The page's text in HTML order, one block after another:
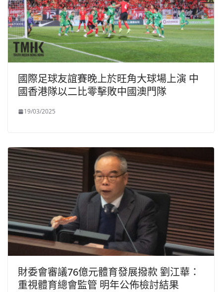
國際足球友誼賽晚上於旺角大球場上演 中
國香港隊以二比零擊敗中國澳門隊
19/03/2025
財委會審議76億元體育發展撥款 劉江華：
重視體育總會監管 明年公佈檢討結果